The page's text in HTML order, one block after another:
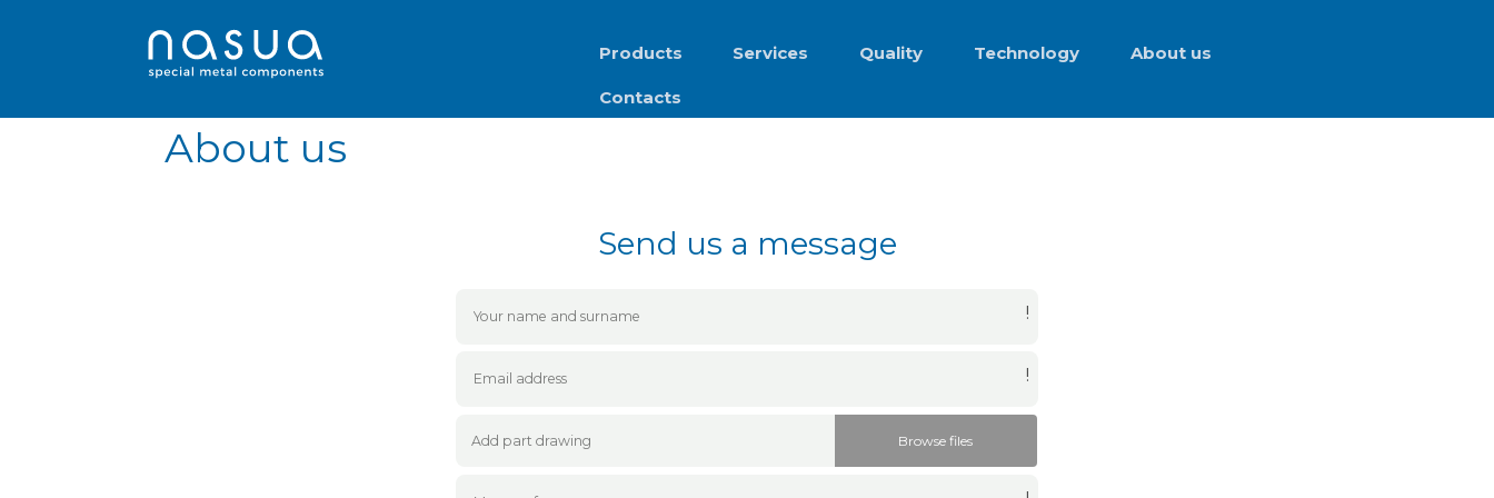
Products Services Quality Technology About us
Contacts
About us
Send us a message
!
!
Browse files